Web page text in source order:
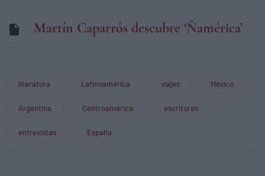
Martín Caparrós descubre ‘Ñamérica’
literatura Latinoamérica viajes México
Argentina Centroamérica escritores
entrevistas España